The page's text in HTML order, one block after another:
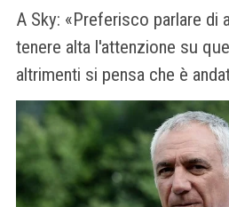
A Sky: «Preferisco parlare di
tenere alta l'attenzione su
altrimenti si pensa che è